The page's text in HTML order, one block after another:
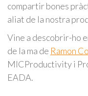
compartir bones
aliat de la nostra
Vine a descobrir-ho
de la ma de Ramon
MICProductivity i
EADA.